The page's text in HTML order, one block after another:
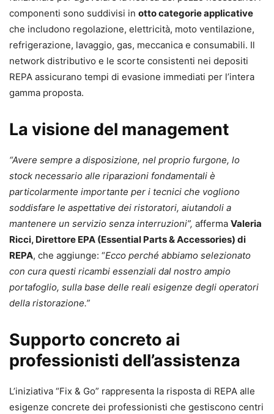
componenti sono suddivisi in otto categorie applicative
che includono regolazione, elettricità, moto ventilazione,
refrigerazione, lavaggio, gas, meccanica e consumabili. Il
network distributivo e le scorte consistenti nei depositi
REPA assicurano tempi di evasione immediati per l’intera
gamma proposta.
La visione del management
“Avere sempre a disposizione, nel proprio furgone, lo
stock necessario alle riparazioni fondamentali è
particolarmente importante per i tecnici che vogliono
soddisfare le aspettative dei ristoratori, aiutandoli a
mantenere un servizio senza interruzioni”, afferma Valeria
Ricci, Direttore EPA (Essential Parts & Accessories) di
REPA, che aggiunge: “Ecco perché abbiamo selezionato
con cura questi ricambi essenziali dal nostro ampio
portafoglio, sulla base delle reali esigenze degli operatori
della ristorazione.”
Supporto concreto ai
professionisti dell’assistenza
L’iniziativa “Fix & Go” rappresenta la risposta di REPA alle
esigenze concrete dei professionisti che gestiscono centri